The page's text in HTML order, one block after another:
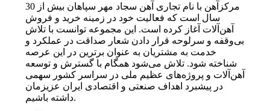
مرکزآهن با نام تجاری آهن سجاد مهر سپاهان بیش از 30
سال است که فعالیت خود در زمینه خرید و فروش
آهن‌آلات آغاز کرده است. این مجموعه توانست با تلاش
بی‌وقفه و سرلوحه قرار دادن شعار صداقت در عملکرد و
خدمت به مشتریان به عنوان برترین در این عرصه
شناخته شود. تلاش می‌شود همگام با گسترش و توسعه
آهن‌آلات و پروژه‌های عظیم ملی در سراسر کشور سهمی
در پیشبرد اهداف صنعتی و اقتصادی ایران عزیزمان
داشته باشیم.